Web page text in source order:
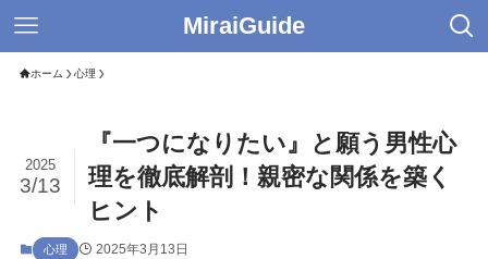
MiraiGuide
ホーム 心理
『一つになりたい』と願う男性心
理を徹底解剖！親密な関係を築く
ヒント
2025
3/13
心理 2025年3月13日